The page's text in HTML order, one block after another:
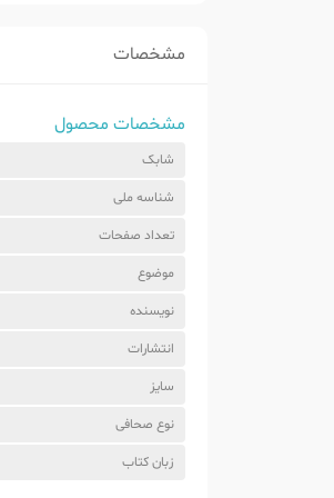
مشخصات
مشخصات محصول
شابک
شناسه ملی
تعداد صفحات
موضوع
نویسنده
انتشارات
سایز
نوع صحافی
زبان کتاب